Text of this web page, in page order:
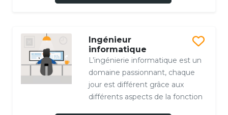
Ingénieur
informatique
L’ingénierie informatique est un
domaine passionnant, chaque
jour est différent grâce aux
différents aspects de la fonction